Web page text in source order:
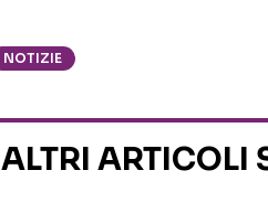
NOTIZIE
ALTRI ARTICOLI